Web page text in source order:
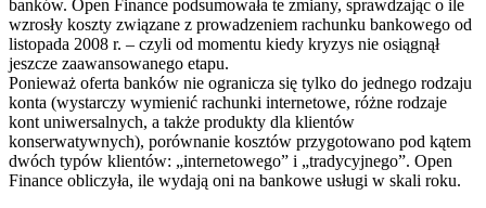
banków. Open Finance podsumowała te zmiany, sprawdzając o ile
wzrosły koszty związane z prowadzeniem rachunku bankowego od
listopada 2008 r. – czyli od momentu kiedy kryzys nie osiągnął
jeszcze zaawansowanego etapu.
Ponieważ oferta banków nie ogranicza się tylko do jednego rodzaju
konta (wystarczy wymienić rachunki internetowe, różne rodzaje
kont uniwersalnych, a także produkty dla klientów
konserwatywnych), porównanie kosztów przygotowano pod kątem
dwóch typów klientów: „internetowego” i „tradycyjnego”. Open
Finance obliczyła, ile wydają oni na bankowe usługi w skali roku.